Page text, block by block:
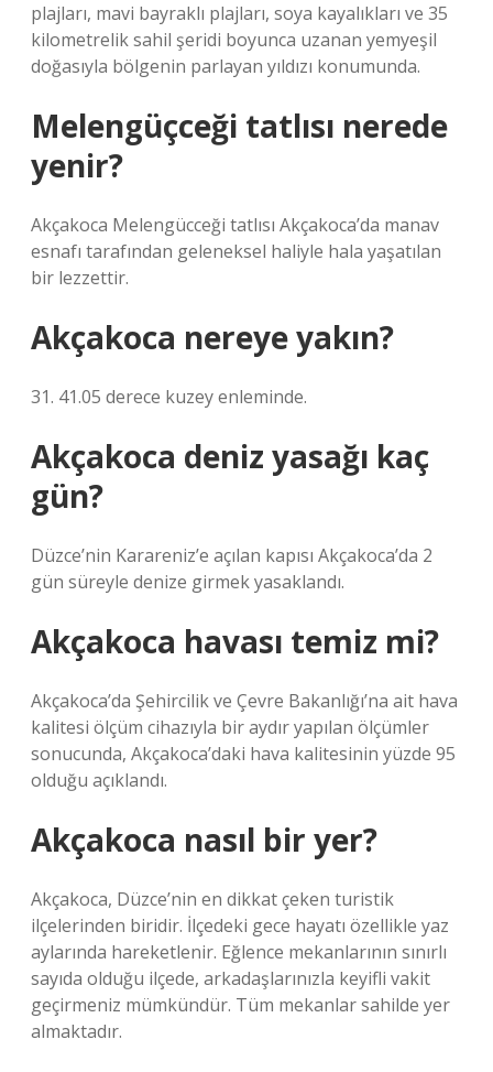
plajları, mavi bayraklı plajları, soya kayalıkları ve 35
kilometrelik sahil şeridi boyunca uzanan yemyeşil
doğasıyla bölgenin parlayan yıldızı konumunda.
Melengüçceği tatlısı nerede
yenir?
Akçakoca Melengücceği tatlısı Akçakoca’da manav
esnafı tarafından geleneksel haliyle hala yaşatılan
bir lezzettir.
Akçakoca nereye yakın?
31. 41.05 derece kuzey enleminde.
Akçakoca deniz yasağı kaç
gün?
Düzce’nin Karareniz’e açılan kapısı Akçakoca’da 2
gün süreyle denize girmek yasaklandı.
Akçakoca havası temiz mi?
Akçakoca’da Şehircilik ve Çevre Bakanlığı’na ait hava
kalitesi ölçüm cihazıyla bir aydır yapılan ölçümler
sonucunda, Akçakoca’daki hava kalitesinin yüzde 95
olduğu açıklandı.
Akçakoca nasıl bir yer?
Akçakoca, Düzce’nin en dikkat çeken turistik
ilçelerinden biridir. İlçedeki gece hayatı özellikle yaz
aylarında hareketlenir. Eğlence mekanlarının sınırlı
sayıda olduğu ilçede, arkadaşlarınızla keyifli vakit
geçirmeniz mümkündür. Tüm mekanlar sahilde yer
almaktadır.